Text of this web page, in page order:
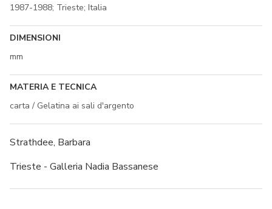
1987-1988; Trieste; Italia
DIMENSIONI
mm
MATERIA E TECNICA
carta / Gelatina ai sali d'argento
Strathdee, Barbara
Trieste - Galleria Nadia Bassanese